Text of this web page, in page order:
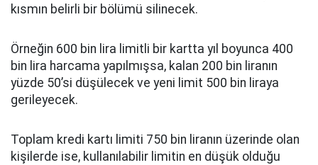
kısmın belirli bir bölümü silinecek.
Örneğin 600 bin lira limitli bir kartta yıl boyunca 400
bin lira harcama yapılmışsa, kalan 200 bin liranın
yüzde 50’si düşülecek ve yeni limit 500 bin liraya
gerileyecek.
Toplam kredi kartı limiti 750 bin liranın üzerinde olan
kişilerde ise, kullanılabilir limitin en düşük olduğu